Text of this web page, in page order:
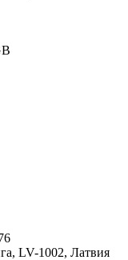
LV-1002, Латвия